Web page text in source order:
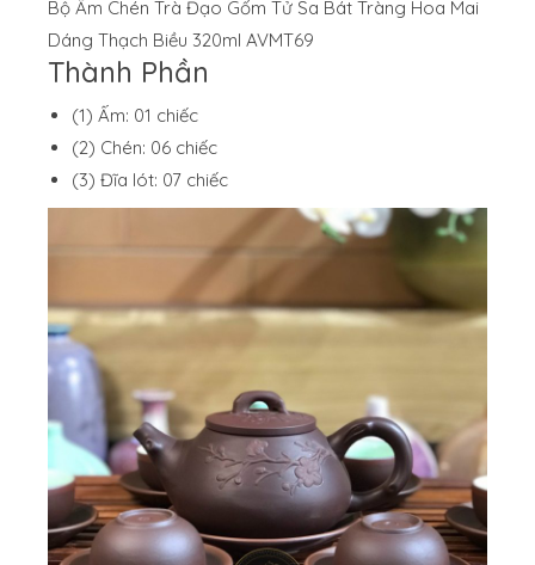
Bộ Ấm Chén Trà Đạo Gốm Tử Sa Bát Tràng Hoa Mai
Dáng Thạch Biều 320ml AVMT69
Thành Phần
(1) Ấm: 01 chiếc
(2) Chén: 06 chiếc
(3) Đĩa lót: 07 chiếc